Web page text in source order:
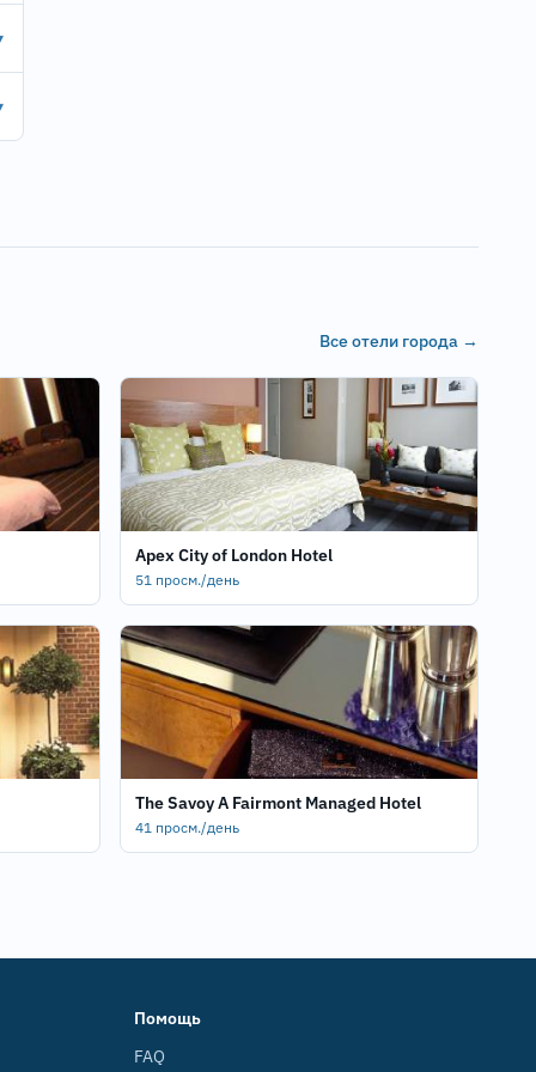
Все отели города →
Apex City of London Hotel
51 просм./день
The Savoy A Fairmont Managed Hotel
41 просм./день
Помощь
FAQ